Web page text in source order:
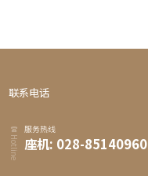
联系电话
Hotline
服务热线
座机: 028-85140960